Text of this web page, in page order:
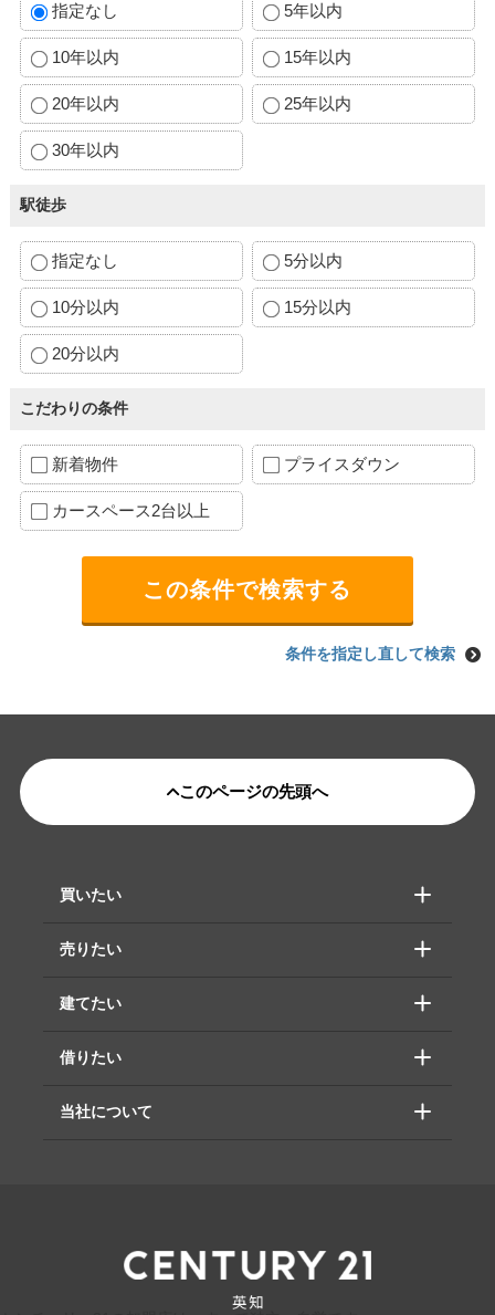
指定なし 5年以内
10年以内 15年以内
20年以内 25年以内
30年以内
駅徒歩
指定なし 5分以内
10分以内 15分以内
20分以内
こだわりの条件
新着物件 プライスダウン
カースペース2台以上
条件を指定し直して検索
このページの先頭へ
買いたい
売りたい
建てたい
借りたい
当社について